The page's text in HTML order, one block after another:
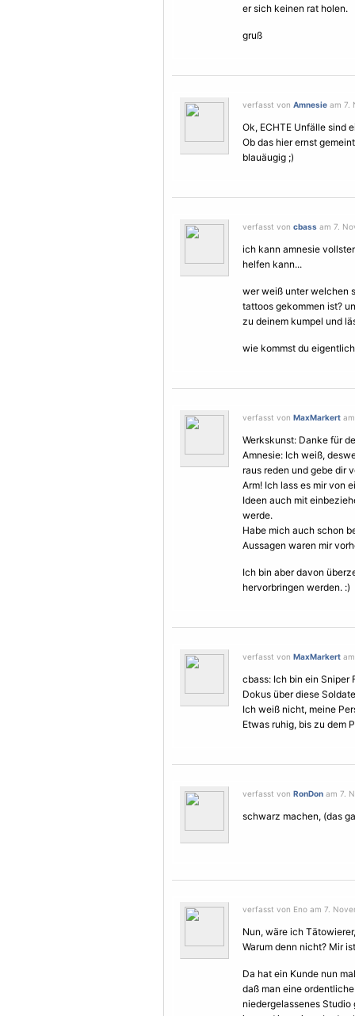
er sich keinen rat holen.
gruß
verfasst von Amnesie am 7.
Ok, ECHTE Unfälle sind
Ob das hier ernst
blauäugig ;)
verfasst von cbass am 7.
ich kann amnesie
helfen kann...
wer weiß unter welchen
tattoos gekommen ist?
zu deinem kumpel und
wie kommst du
verfasst von MaxMarkert
Werkskunst: Danke für
Amnesie: Ich weiß,
raus reden und gebe dir
Arm! Ich lass es mir von
Ideen auch mit
werde.
Habe mich auch schon
Aussagen waren mir
Ich bin aber davon
hervorbringen werden. :)
verfasst von MaxMarkert
cbass: Ich bin ein Sniper
Dokus über diese
Ich weiß nicht, meine
Etwas ruhig, bis zu dem
verfasst von RonDon am 7.
schwarz machen, (das
verfasst von Eno am 7.
Nun, wäre ich
Warum denn nicht? Mir
Da hat ein Kunde nun
daß man eine
niedergelassenes